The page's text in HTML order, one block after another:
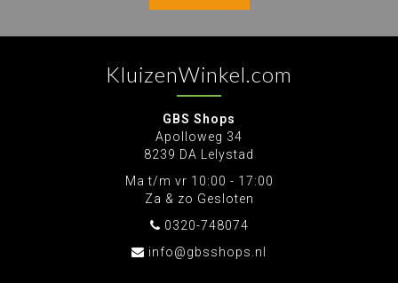
KluizenWinkel.com
GBS Shops
Apolloweg 34
8239 DA Lelystad
Ma t/m vr 10:00 - 17:00
Za & zo Gesloten
0320-748074
info@gbsshops.nl